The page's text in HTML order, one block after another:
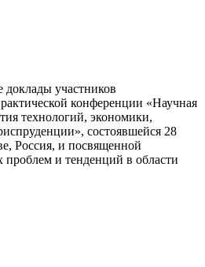
участников
конференции «Научная
технологий, экономики,
состоявшейся 28
Россия, и посвященной
и тенденций в области